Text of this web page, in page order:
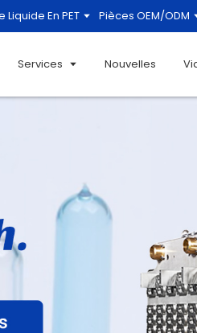
En PET Pièces OEM/ODM
Services Nouvelles